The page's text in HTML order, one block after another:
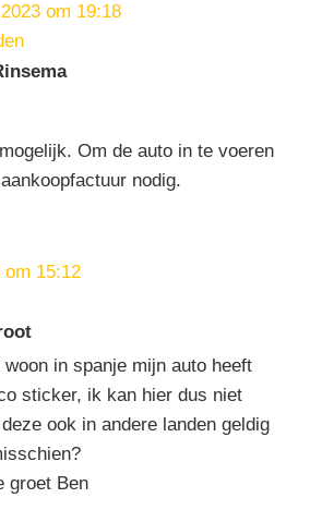
om 19:18
Om de auto in te voeren
nodig.
om 15:12
in spanje mijn auto heeft
sticker, ik kan hier dus niet
ook in andere landen geldig
groet Ben